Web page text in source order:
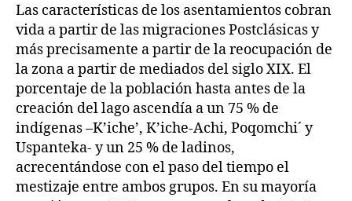
Las características de los asentamientos cobran
vida a partir de las migraciones Postclásicas y
más precisamente a partir de la reocupación de
la zona a partir de mediados del siglo XIX. El
porcentaje de la población hasta antes de la
creación del lago ascendía a un 75 % de
indígenas –K’iche’, K’iche-Achi, Poqomchi´ y
Uspanteka- y un 25 % de ladinos,
acrecentándose con el paso del tiempo el
mestizaje entre ambos grupos. En su mayoría